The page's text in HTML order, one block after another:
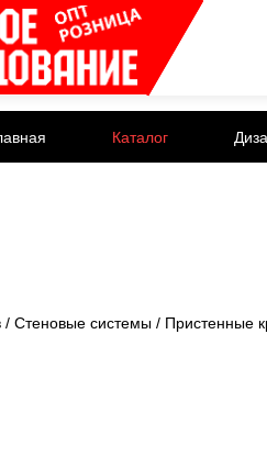
Каталог
/ Стеновые системы / Пристенные